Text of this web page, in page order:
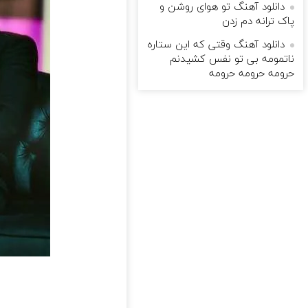
دانلود آهنگ تو هوای روشن و
پاک ترانه دم زدن
دانلود آهنگ وقتی که این ستاره
ناتمومه بی تو نفس کشیدنم
حرومه حرومه حرومه